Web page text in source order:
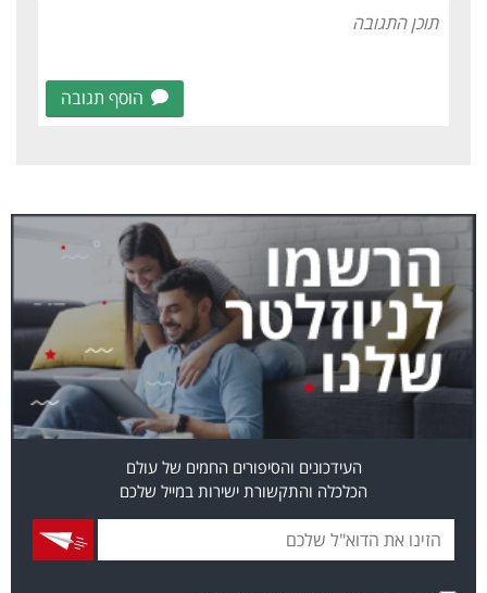
הוסף תגובה
העידכונים והסיפורים החמים של עולם
הכלכלה והתקשורת ישירות במייל שלכם